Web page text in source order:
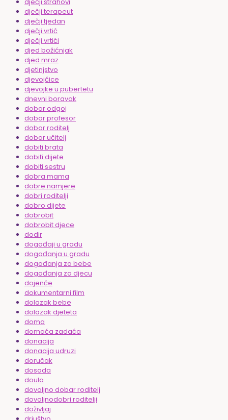
dječji terapeut
dječji tjedan
dječji vrtić
dječji vrtići
djed božićnjak
djed mraz
djetinjstvo
djevojčice
djevojke u pubertetu
dnevni boravak
dobar odgoj
dobar profesor
dobar roditelj
dobar učitelj
dobiti brata
dobiti dijete
dobiti sestru
dobra mama
dobre namjere
dobri roditelji
dobro dijete
dobrobit
dobrobit djece
dodir
događaji u gradu
događanja u gradu
događanja za bebe
događanja za djecu
dojenče
dokumentarni film
dolazak bebe
dolazak djeteta
doma
domaća zadaća
donacija
donacija udruzi
doručak
dosada
doula
dovoljno dobar roditelj
dovoljnodobri roditelji
doživljaj